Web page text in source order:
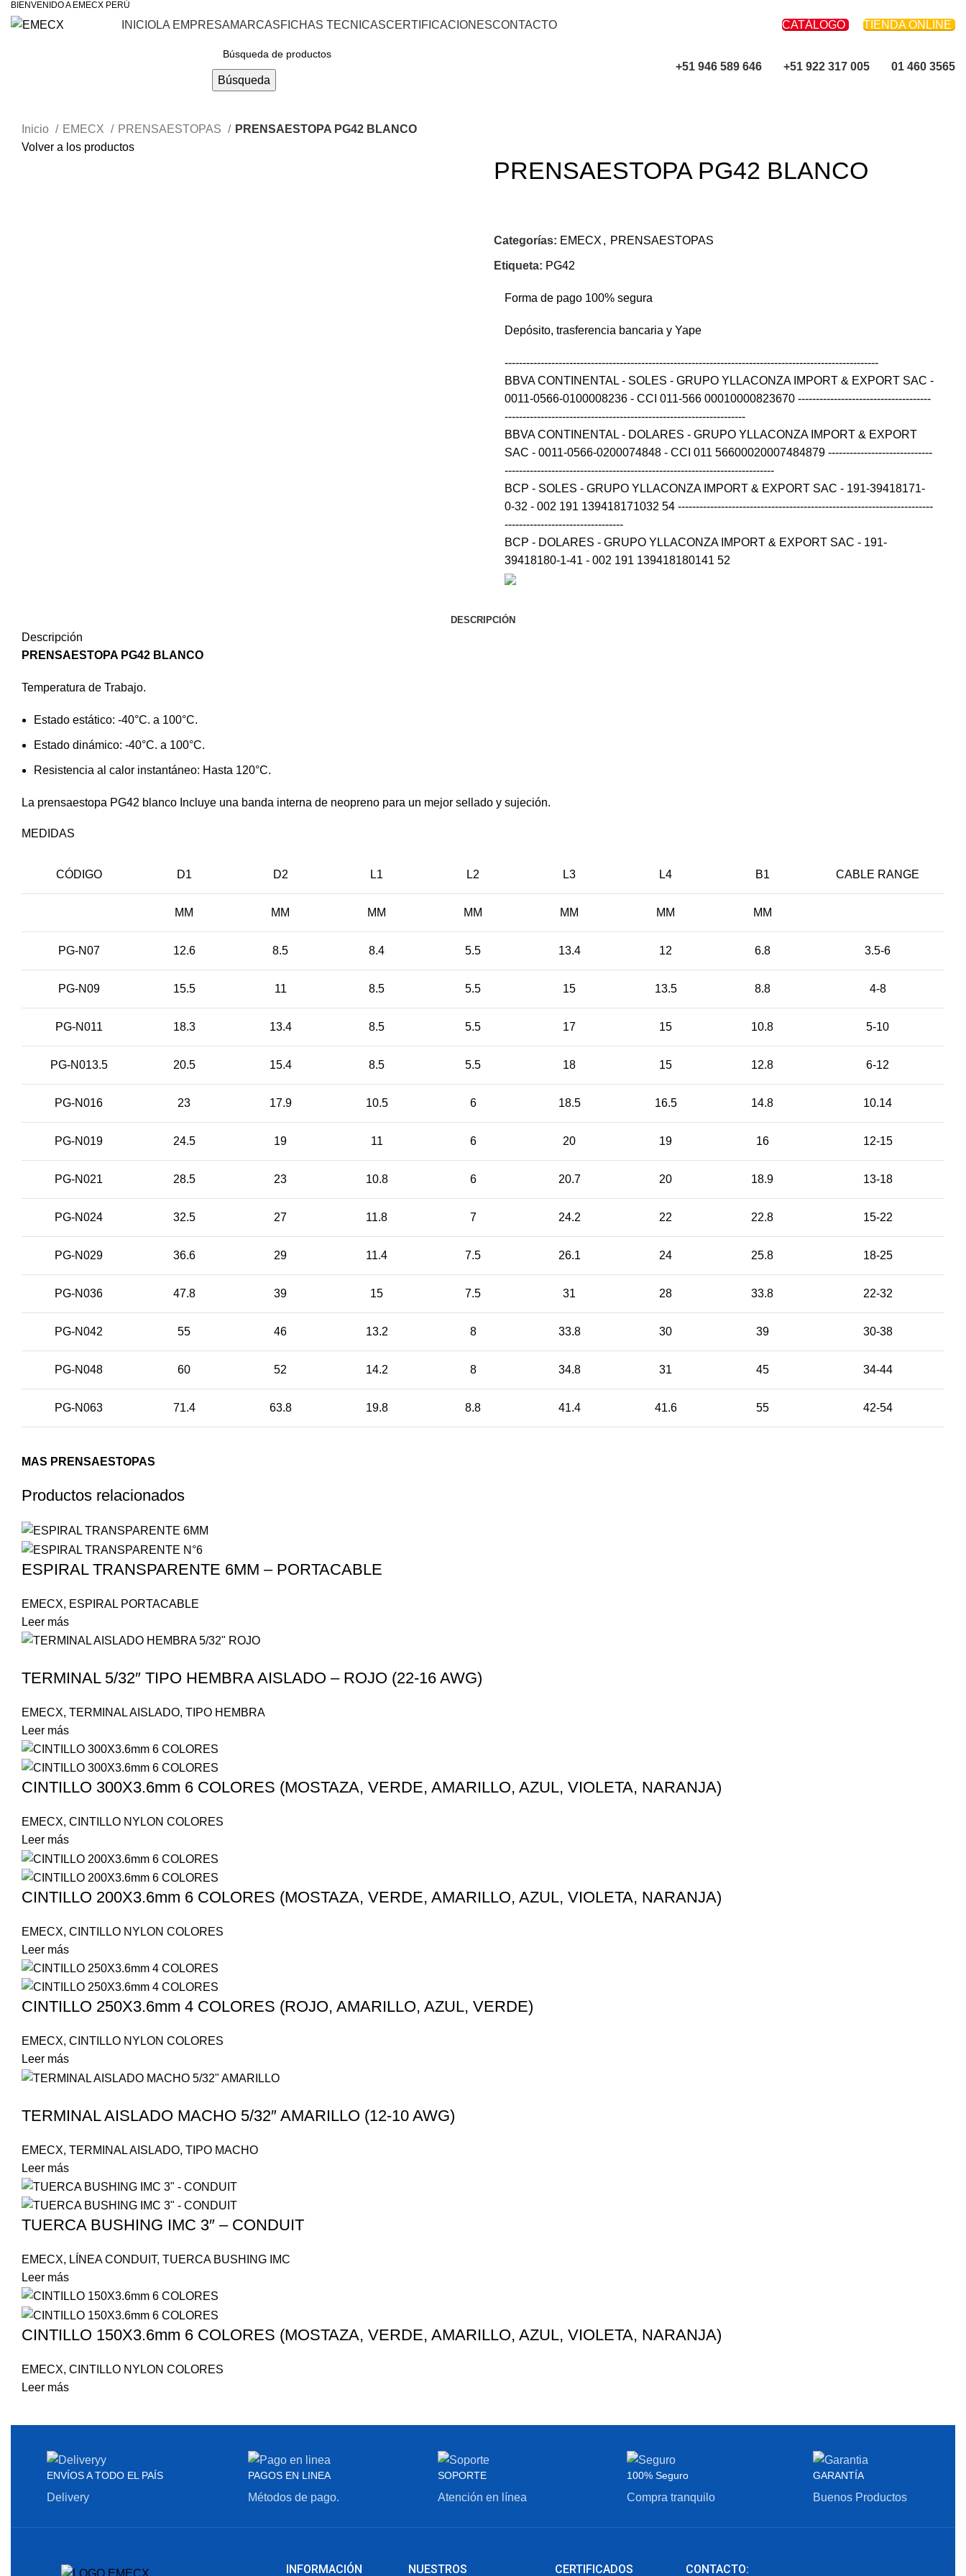
BIENVENIDO A EMECX PERÚ
INICIOLA EMPRESAMARCASFICHAS TECNICASCERTIFICACIONESCONTACTO CATÁLOGO TIENDA ONLINE
Búsqueda
+51 946 589 646 +51 922 317 005 01 460 3565
Inicio EMECX PRENSAESTOPAS
PRENSAESTOPA PG42 BLANCO
Volver a los productos
PRENSAESTOPA PG42 BLANCO
Categorías: EMECX , PRENSAESTOPAS
Etiqueta: PG42
Forma de pago 100% segura
Depósito, trasferencia bancaria y Yape
--------------------------------------------------------------------------------------------------------
BBVA CONTINENTAL - SOLES - GRUPO YLLACONZA IMPORT & EXPORT SAC -
0011-0566-0100008236 - CCI 011-566 00010000823670 -------------------------------------
-------------------------------------------------------------------
BBVA CONTINENTAL - DOLARES - GRUPO YLLACONZA IMPORT & EXPORT
SAC - 0011-0566-0200074848 - CCI 011 56600020007484879 -----------------------------
---------------------------------------------------------------------------
BCP - SOLES - GRUPO YLLACONZA IMPORT & EXPORT SAC - 191-39418171-
0-32 - 002 191 139418171032 54 -----------------------------------------------------------------------
---------------------------------
BCP - DOLARES - GRUPO YLLACONZA IMPORT & EXPORT SAC - 191-
39418180-1-41 - 002 191 139418180141 52
DESCRIPCIÓN
Descripción
PRENSAESTOPA PG42 BLANCO
Temperatura de Trabajo.
Estado estático: -40°C. a 100°C.
Estado dinámico: -40°C. a 100°C.
Resistencia al calor instantáneo: Hasta 120°C.
La prensaestopa PG42 blanco Incluye una banda interna de neopreno para un mejor sellado y sujeción.
MEDIDAS
CÓDIGO D1 D2 L1 L2 L3 L4 B1 CABLE RANGE
MM MM MM MM MM MM MM
PG-N07 12.6 8.5 8.4 5.5 13.4 12 6.8 3.5-6
PG-N09 15.5 11 8.5 5.5 15 13.5 8.8 4-8
PG-N011 18.3 13.4 8.5 5.5 17 15 10.8 5-10
PG-N013.5 20.5 15.4 8.5 5.5 18 15 12.8 6-12
PG-N016 23 17.9 10.5 6 18.5 16.5 14.8 10.14
PG-N019 24.5 19 11 6 20 19 16 12-15
PG-N021 28.5 23 10.8 6 20.7 20 18.9 13-18
PG-N024 32.5 27 11.8 7 24.2 22 22.8 15-22
PG-N029 36.6 29 11.4 7.5 26.1 24 25.8 18-25
PG-N036 47.8 39 15 7.5 31 28 33.8 22-32
PG-N042 55 46 13.2 8 33.8 30 39 30-38
PG-N048 60 52 14.2 8 34.8 31 45 34-44
PG-N063 71.4 63.8 19.8 8.8 41.4 41.6 55 42-54
MAS PRENSAESTOPAS
Productos relacionados
ESPIRAL TRANSPARENTE 6MM – PORTACABLE
EMECX, ESPIRAL PORTACABLE
Leer más
TERMINAL 5/32″ TIPO HEMBRA AISLADO – ROJO (22-16 AWG)
EMECX, TERMINAL AISLADO, TIPO HEMBRA
Leer más
CINTILLO 300X3.6mm 6 COLORES (MOSTAZA, VERDE, AMARILLO, AZUL, VIOLETA, NARANJA)
EMECX, CINTILLO NYLON COLORES
Leer más
CINTILLO 200X3.6mm 6 COLORES (MOSTAZA, VERDE, AMARILLO, AZUL, VIOLETA, NARANJA)
EMECX, CINTILLO NYLON COLORES
Leer más
CINTILLO 250X3.6mm 4 COLORES (ROJO, AMARILLO, AZUL, VERDE)
EMECX, CINTILLO NYLON COLORES
Leer más
TERMINAL AISLADO MACHO 5/32″ AMARILLO (12-10 AWG)
EMECX, TERMINAL AISLADO, TIPO MACHO
Leer más
TUERCA BUSHING IMC 3″ – CONDUIT
EMECX, LÍNEA CONDUIT, TUERCA BUSHING IMC
Leer más
CINTILLO 150X3.6mm 6 COLORES (MOSTAZA, VERDE, AMARILLO, AZUL, VIOLETA, NARANJA)
EMECX, CINTILLO NYLON COLORES
Leer más
ENVÍOS A TODO EL PAÍS
Delivery
PAGOS EN LINEA
Métodos de pago.
SOPORTE
Atención en línea
100% Seguro
Compra tranquilo
GARANTÍA
Buenos Productos
INFORMACIÓN
NUESTROS
CERTIFICADOS CONTACTO: